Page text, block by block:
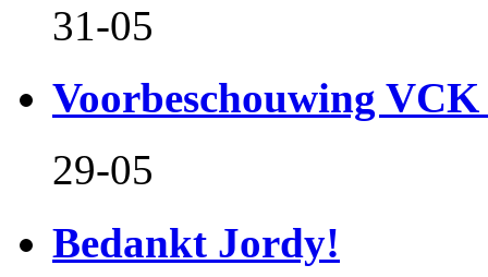
31-05
Voorbeschouwing VCK
29-05
Bedankt Jordy!